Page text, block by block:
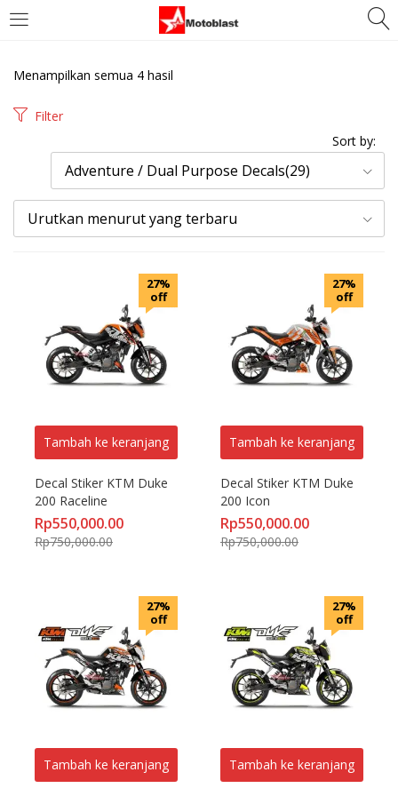
Enter your username and password to login.
Remember me
Lost password?
Menampilkan semua 4 hasil
Filter
Sort by:
Adventure / Dual Purpose Decals(29)
Urutkan menurut yang terbaru
27%
off
Tambah ke keranjang
Decal Stiker KTM Duke
200 Raceline
Rp550,000.00
Rp750,000.00
27%
off
Tambah ke keranjang
Decal Stiker KTM Duke
200 Icon
Rp550,000.00
Rp750,000.00
27%
off
Tambah ke keranjang
27%
off
Tambah ke keranjang